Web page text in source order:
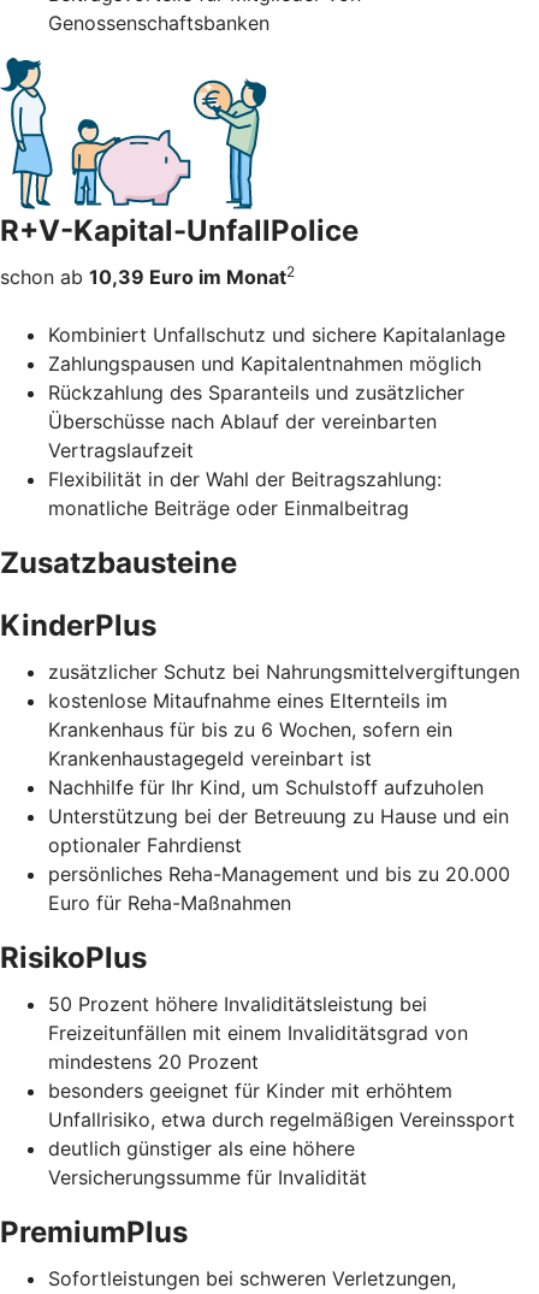
Genossenschaftsbanken
R+V-Kapital-UnfallPolice
schon ab 10,39 Euro im Monat2
Kombiniert Unfallschutz und sichere Kapitalanlage
Zahlungspausen und Kapitalentnahmen möglich
Rückzahlung des Sparanteils und zusätzlicher
Überschüsse nach Ablauf der vereinbarten
Vertragslaufzeit
Flexibilität in der Wahl der Beitragszahlung:
monatliche Beiträge oder Einmalbeitrag
Zusatzbausteine
KinderPlus
zusätzlicher Schutz bei Nahrungsmittelvergiftungen
kostenlose Mitaufnahme eines Elternteils im
Krankenhaus für bis zu 6 Wochen, sofern ein
Krankenhaustagegeld vereinbart ist
Nachhilfe für Ihr Kind, um Schulstoff aufzuholen
Unterstützung bei der Betreuung zu Hause und ein
optionaler Fahrdienst
persönliches Reha-Management und bis zu 20.000
Euro für Reha-Maßnahmen
RisikoPlus
50 Prozent höhere Invaliditätsleistung bei
Freizeitunfällen mit einem Invaliditätsgrad von
mindestens 20 Prozent
besonders geeignet für Kinder mit erhöhtem
Unfallrisiko, etwa durch regelmäßigen Vereinssport
deutlich günstiger als eine höhere
Versicherungssumme für Invalidität
PremiumPlus
Sofortleistungen bei schweren Verletzungen,